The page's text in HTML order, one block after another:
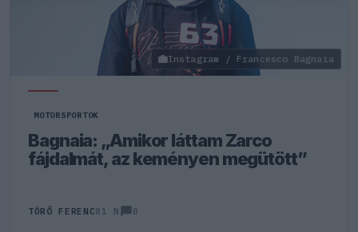
Instagram / Francesco Bagnaia
MOTORSPORTOK
Bagnaia: „Amikor láttam Zarco
fájdalmát, az keményen megütött”
TÖRŐ FERENC81 N 0